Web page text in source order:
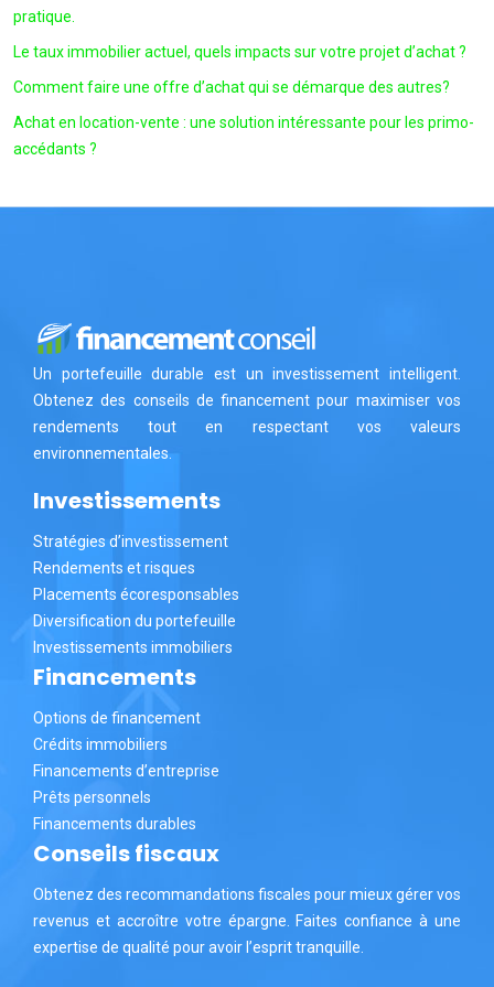
pratique.
Le taux immobilier actuel, quels impacts sur votre projet d’achat ?
Comment faire une offre d’achat qui se démarque des autres?
Achat en location-vente : une solution intéressante pour les primo-
accédants ?
Un portefeuille durable est un investissement intelligent.
Obtenez des conseils de financement pour maximiser vos
rendements tout en respectant vos valeurs
environnementales.
Investissements
Stratégies d’investissement
Rendements et risques
Placements écoresponsables
Diversification du portefeuille
Investissements immobiliers
Financements
Options de financement
Crédits immobiliers
Financements d’entreprise
Prêts personnels
Financements durables
Conseils fiscaux
Obtenez des recommandations fiscales pour mieux gérer vos
revenus et accroître votre épargne. Faites confiance à une
expertise de qualité pour avoir l’esprit tranquille.